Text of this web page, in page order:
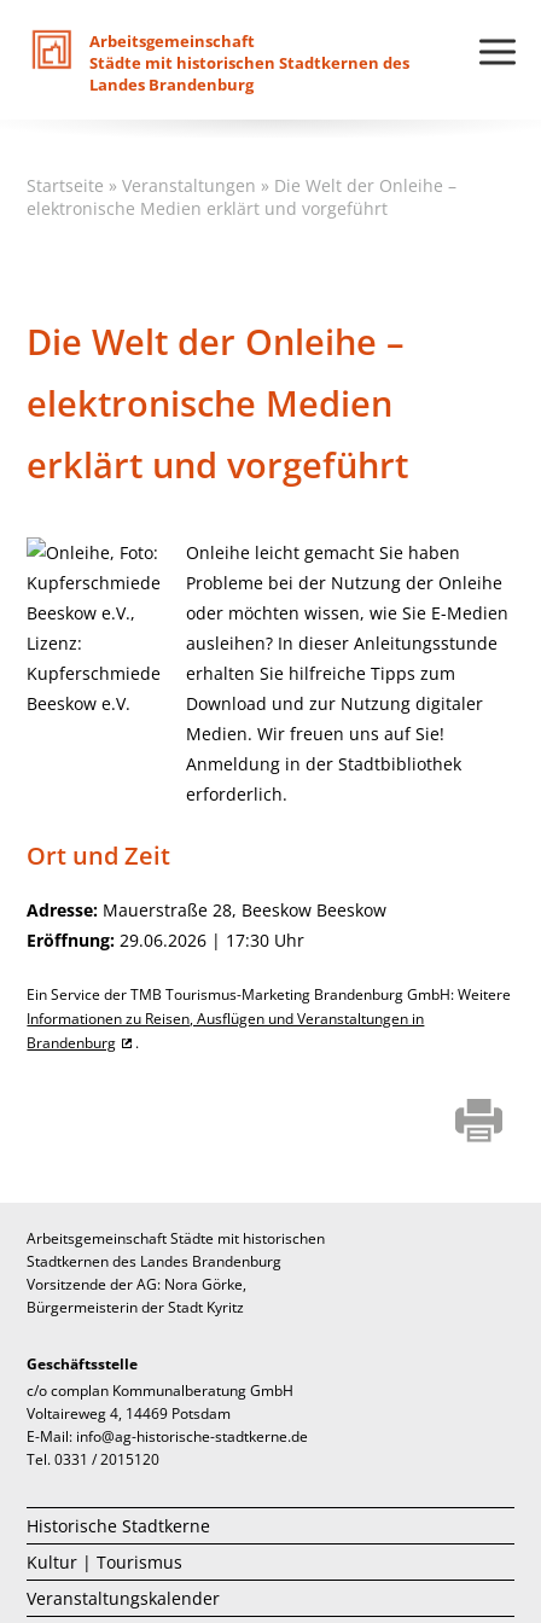
Arbeitsgemeinschaft
Städte mit historischen Stadtkernen des
Landes Brandenburg
Startseite »Veranstaltungen » Die Welt der Onleihe –
elektronische Medien erklärt und vorgeführt
Die Welt der Onleihe –
elektronische Medien
erklärt und vorgeführt
Onleihe leicht gemacht Sie haben
Probleme bei der Nutzung der Onleihe
oder möchten wissen, wie Sie E-Medien
ausleihen? In dieser Anleitungsstunde
erhalten Sie hilfreiche Tipps zum
Download und zur Nutzung digitaler
Medien. Wir freuen uns auf Sie!
Anmeldung in der Stadtbibliothek
erforderlich.
Ort und Zeit
Adresse: Mauerstraße 28, Beeskow Beeskow
Eröffnung: 29.06.2026 | 17:30 Uhr
Ein Service der TMB Tourismus-Marketing Brandenburg GmbH: Weitere
Informationen zu Reisen, Ausflügen und Veranstaltungen in
Brandenburg
.
Arbeitsgemeinschaft Städte mit historischen
Stadtkernen des Landes Brandenburg
Vorsitzende der AG: Nora Görke,
Bürgermeisterin der Stadt Kyritz
Geschäftsstelle
c/o complan Kommunalberatung GmbH
Voltaireweg 4, 14469 Potsdam
E-Mail: info@ag-historische-stadtkerne.de
Tel. 0331 / 2015120
Historische Stadtkerne
Kultur | Tourismus
Veranstaltungskalender